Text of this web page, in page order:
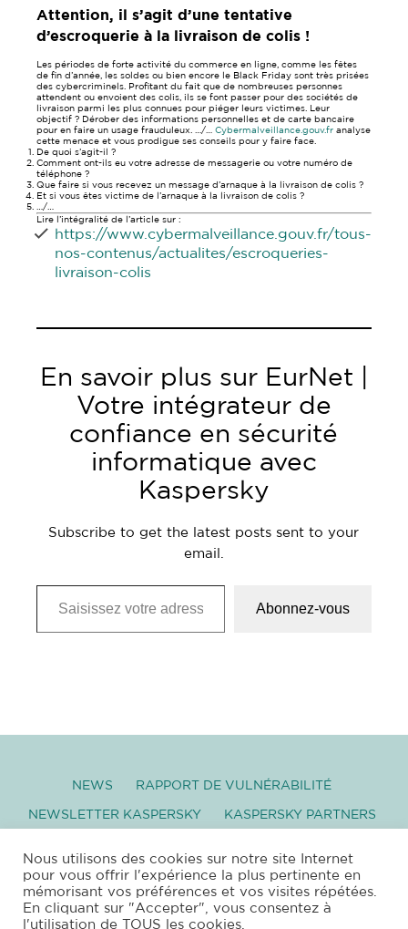
Attention, il s’agit d’une tentative
d’escroquerie à la livraison de colis !
Les périodes de forte activité du commerce en ligne, comme les fêtes
de fin d’année, les soldes ou bien encore le Black Friday sont très prisées
des cybercriminels. Profitant du fait que de nombreuses personnes
attendent ou envoient des colis, ils se font passer pour des sociétés de
livraison parmi les plus connues pour piéger leurs victimes. Leur
objectif ? Dérober des informations personnelles et de carte bancaire
pour en faire un usage frauduleux. …/…Cybermalveillance.gouv.fr analyse
cette menace et vous prodigue ses conseils pour y faire face.
De quoi s’agit-il ?
Comment ont-ils eu votre adresse de messagerie ou votre numéro de
téléphone ?
Que faire si vous recevez un message d’arnaque à la livraison de colis ?
Et si vous êtes victime de l’arnaque à la livraison de colis ?
…/…
Lire l’intégralité de l’article sur :
https://www.cybermalveillance.gouv.fr/tous-
nos-contenus/actualites/escroqueries-
livraison-colis
En savoir plus sur EurNet |
Votre intégrateur de
confiance en sécurité
informatique avec
Kaspersky
Subscribe to get the latest posts sent to your
email.
Saisissez votre adresse e-mail…
Abonnez-vous
NEWS RAPPORT DE VULNÉRABILITÉ
NEWSLETTER KASPERSKY KASPERSKY PARTNERS
–SITEMAP |XML|RSS |PROTECTION DES
DONNÉES PERSONNELLES
Nous utilisons des cookies sur notre site Internet
pour vous offrir l'expérience la plus pertinente en
mémorisant vos préférences et vos visites répétées.
En cliquant sur "Accepter", vous consentez à
l'utilisation de TOUS les cookies.